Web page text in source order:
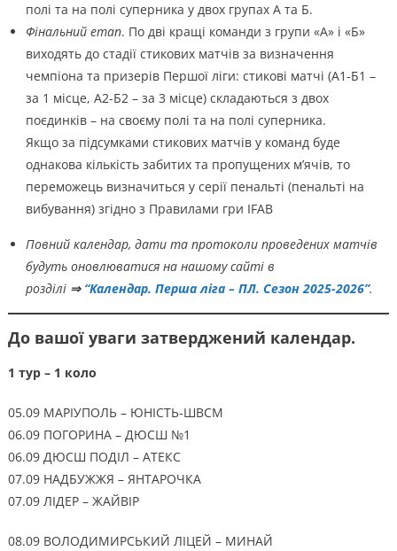
полі та на полі суперника у двох групах А та Б.
Фінальний етап. По дві кращі команди з групи «А» і «Б»
виходять до стадії стикових матчів за визначення
чемпіона та призерів Першої ліги: стикові матчі (А1-Б1 –
за 1 місце, А2-Б2 – за 3 місце) складаються з двох
поєдинків – на своєму полі та на полі суперника.
Якщо за підсумками стикових матчів у команд буде
однакова кількість забитих та пропущених м’ячів, то
переможець визначиться у серії пенальті (пенальті на
вибування) згідно з Правилами гри IFAB
Повний календар, дати та протоколи проведених матчів
будуть оновлюватися на нашому сайті в
розділі ⇒ “Календар. Перша ліга – ПЛ. Сезон 2025-2026”.
До вашої уваги затверджений календар.
1 тур – 1 коло
05.09 МАРІУПОЛЬ – ЮНІСТЬ-ШВСМ
06.09 ПОГОРИНА – ДЮСШ №1
06.09 ДЮСШ ПОДІЛ – АТЕКС
07.09 НАДБУЖЖЯ – ЯНТАРОЧКА
07.09 ЛІДЕР – ЖАЙВІР
08.09 ВОЛОДИМИРСЬКИЙ ЛІЦЕЙ – МИНАЙ